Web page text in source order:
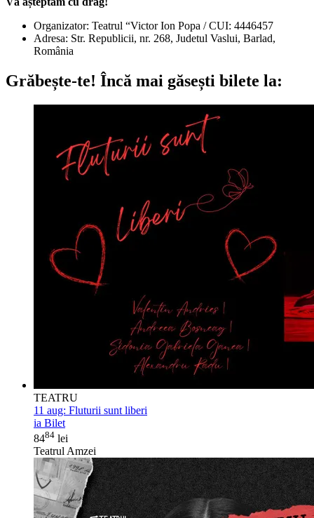
Organizator: Teatrul “Victor Ion Popa / CUI: 4446457
Adresa: Str. Republicii, nr. 268, Judetul Vaslui, Barlad,
România
Grăbește-te! Încă mai găsești bilete la:
TEATRU
11 aug: Fluturii sunt liberi
ia Bilet
8484 lei
Teatrul Amzei